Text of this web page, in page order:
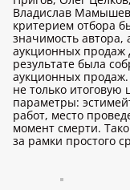
Владислав
критерием отбора
значимость автора,
аукционных продаж
результате была
аукционных
не только
параметры:
работ, место
момент смерти.
за рамки простого